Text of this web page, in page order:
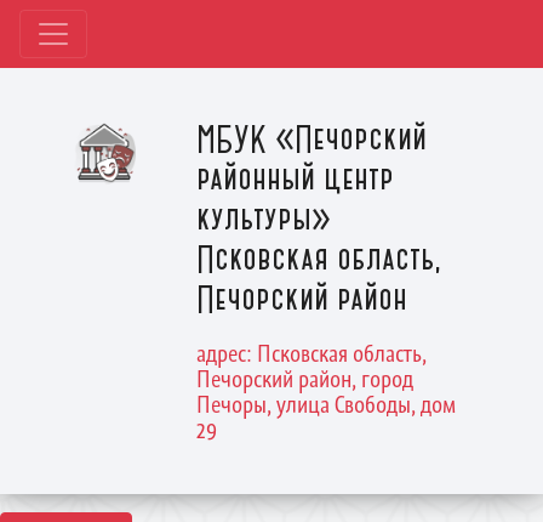
МБУК «Печорский
районный центр
культуры»
Псковская область,
Печорский район
адрес: Псковская область,
Печорский район, город
Печоры, улица Свободы, дом
29